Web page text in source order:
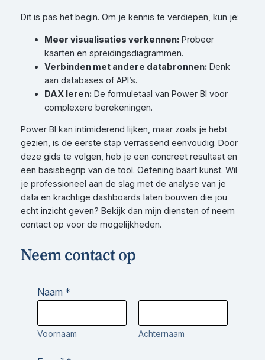
Dit is pas het begin. Om je kennis te verdiepen, kun je:
Meer visualisaties verkennen:Probeer
kaarten en spreidingsdiagrammen.
Verbinden met andere databronnen:Denk
aan databases of API’s.
DAX leren:De formuletaal van Power BI voor
complexere berekeningen.
Power BI kan intimiderend lijken, maar zoals je hebt
gezien, is de eerste stap verrassend eenvoudig. Door
deze gids te volgen, heb je een concreet resultaat en
een basisbegrip van de tool. Oefening baart kunst. Wil
je professioneel aan de slag met de analyse van je
data en krachtige dashboards laten bouwen die jou
echt inzicht geven? Bekijk dan mijn diensten of neem
contact op voor de mogelijkheden.
Neem contact op
Naam *
Voornaam Achternaam